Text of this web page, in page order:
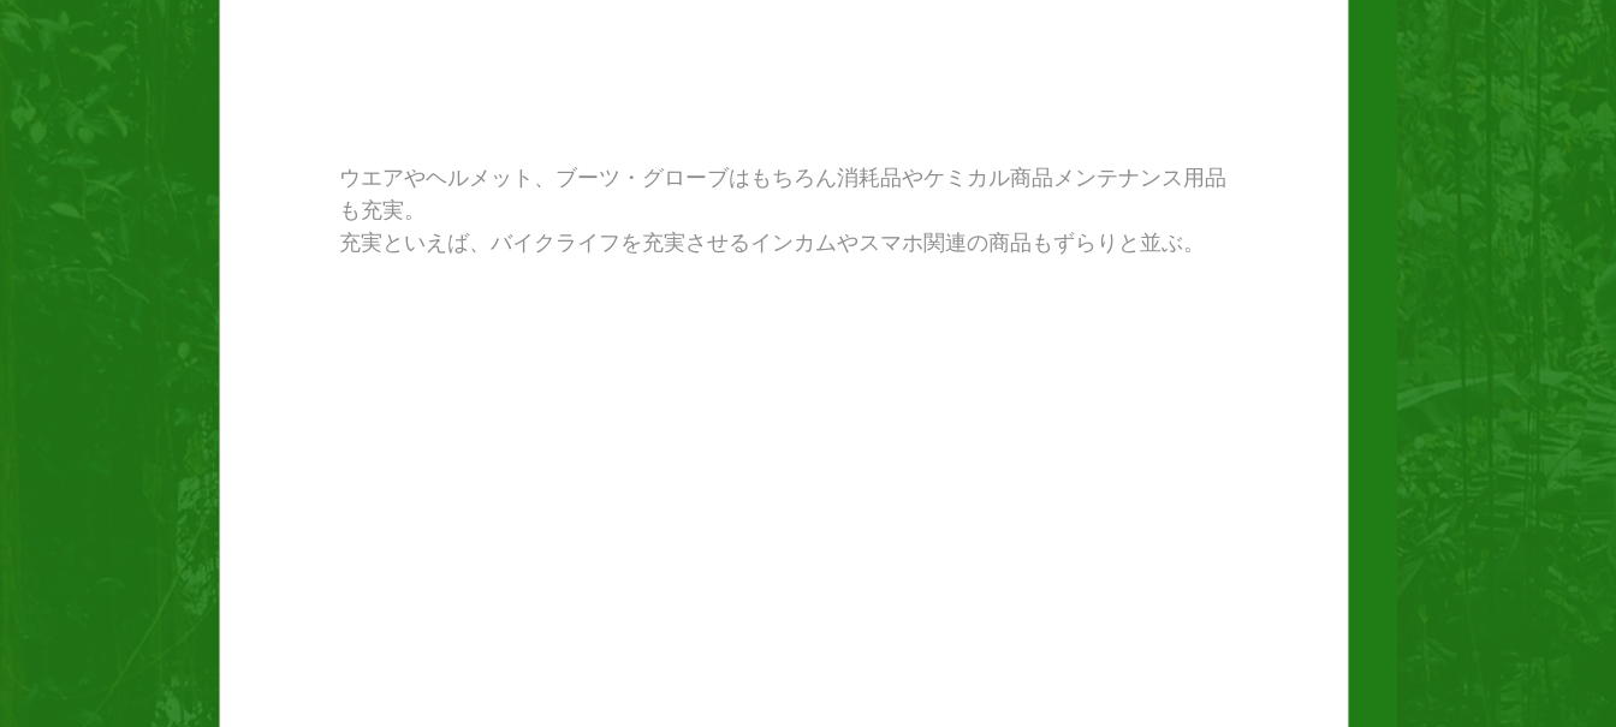
ウエアやヘルメット、ブーツ・グローブはもちろん消耗品やケミカル商品メンテナンス用品
も充実。
充実といえば、バイクライフを充実させるインカムやスマホ関連の商品もずらりと並ぶ。